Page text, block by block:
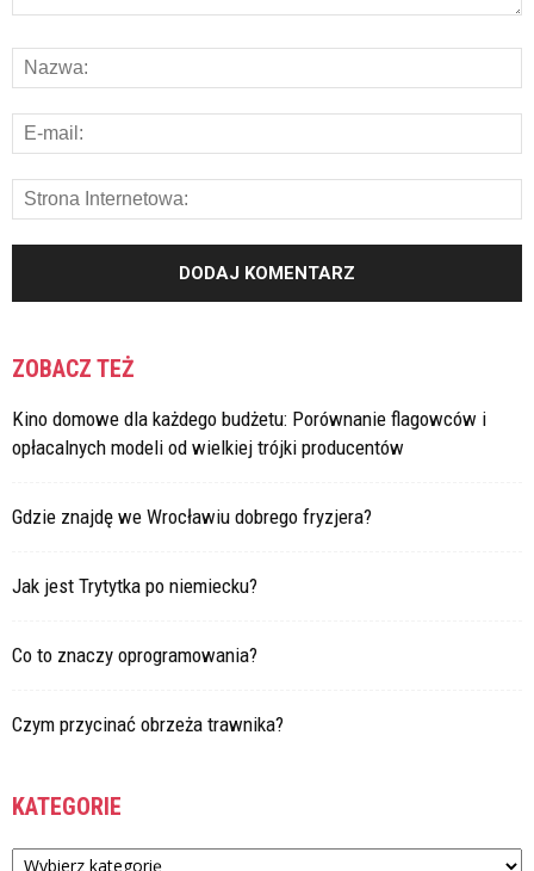
ZOBACZ TEŻ
Kino domowe dla każdego budżetu: Porównanie flagowców i
opłacalnych modeli od wielkiej trójki producentów
Gdzie znajdę we Wrocławiu dobrego fryzjera?
Jak jest Trytytka po niemiecku?
Co to znaczy oprogramowania?
Czym przycinać obrzeża trawnika?
KATEGORIE
Kategorie